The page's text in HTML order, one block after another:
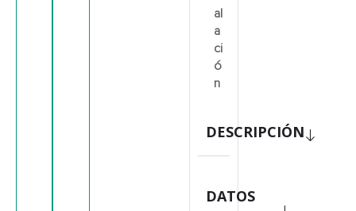
al
a
ci
ó
n
DESCRIPCIÓN
DATOS